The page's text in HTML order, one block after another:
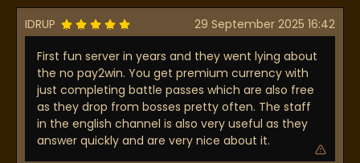
IDRUP
29 September 2025 16:42
First fun server in years and they went lying about
the no pay2win. You get premium currency with
just completing battle passes which are also free
as they drop from bosses pretty often. The staff
in the english channel is also very useful as they
answer quickly and are very nice about it.